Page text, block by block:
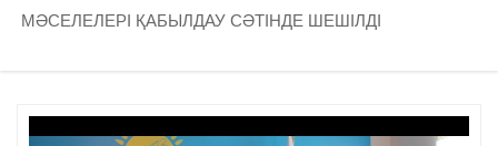
МӘСЕЛЕЛЕРІ ҚАБЫЛДАУ СӘТІНДЕ ШЕШІЛДІ